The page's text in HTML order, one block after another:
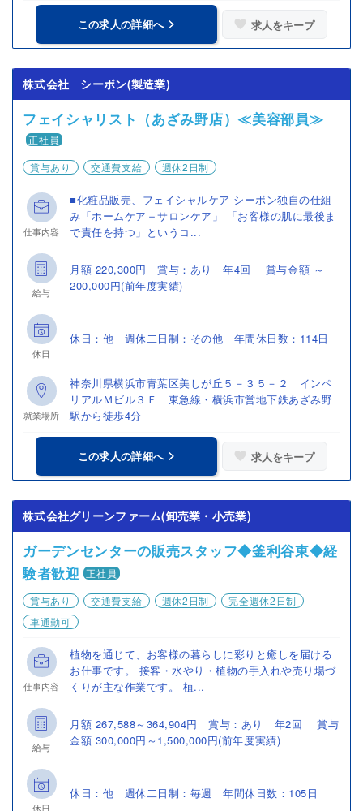
この求人の詳細へ 求人をキープ
株式会社 シーボン(製造業)
フェイシャリスト（あざみ野店）≪美容部員≫
正社員
賞与あり
交通費支給 週休2日制
仕事内容
■化粧品販売、フェイシャルケア シーボン独自の仕組
み「ホームケア＋サロンケア」 「お客様の肌に最後ま
で責任を持つ」というコ...
給与
月額 220,300円 賞与：あり 年4回 賞与金額 ～
200,000円(前年度実績)
休日
休日：他 週休二日制：その他 年間休日数：114日
就業場所
神奈川県横浜市青葉区美しが丘５－３５－２ インペ
リアルＭビル３Ｆ 東急線・横浜市営地下鉄あざみ野
駅から徒歩4分
この求人の詳細へ 求人をキープ
株式会社グリーンファーム(卸売業・小売業)
ガーデンセンターの販売スタッフ◆釜利谷東◆経
験者歓迎 正社員
賞与あり
交通費支給 週休2日制
完全週休2日制
車通勤可
仕事内容
植物を通じて、お客様の暮らしに彩りと癒しを届ける
お仕事です。 接客・水やり・植物の手入れや売り場づ
くりが主な作業です。 植...
給与
月額 267,588～364,904円 賞与：あり 年2回 賞与
金額 300,000円～1,500,000円(前年度実績)
休日
休日：他 週休二日制：毎週 年間休日数：105日